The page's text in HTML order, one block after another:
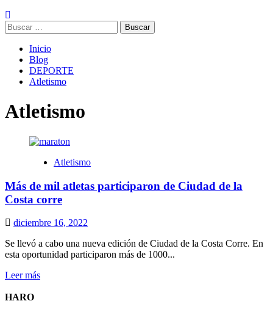
Buscar:
Inicio
Blog
DEPORTE
Atletismo
Atletismo
Atletismo
Más de mil atletas participaron de Ciudad de la
Costa corre
diciembre 16, 2022
Se llevó a cabo una nueva edición de Ciudad de la Costa Corre. En
esta oportunidad participaron más de 1000...
Leer másLeer
HARO